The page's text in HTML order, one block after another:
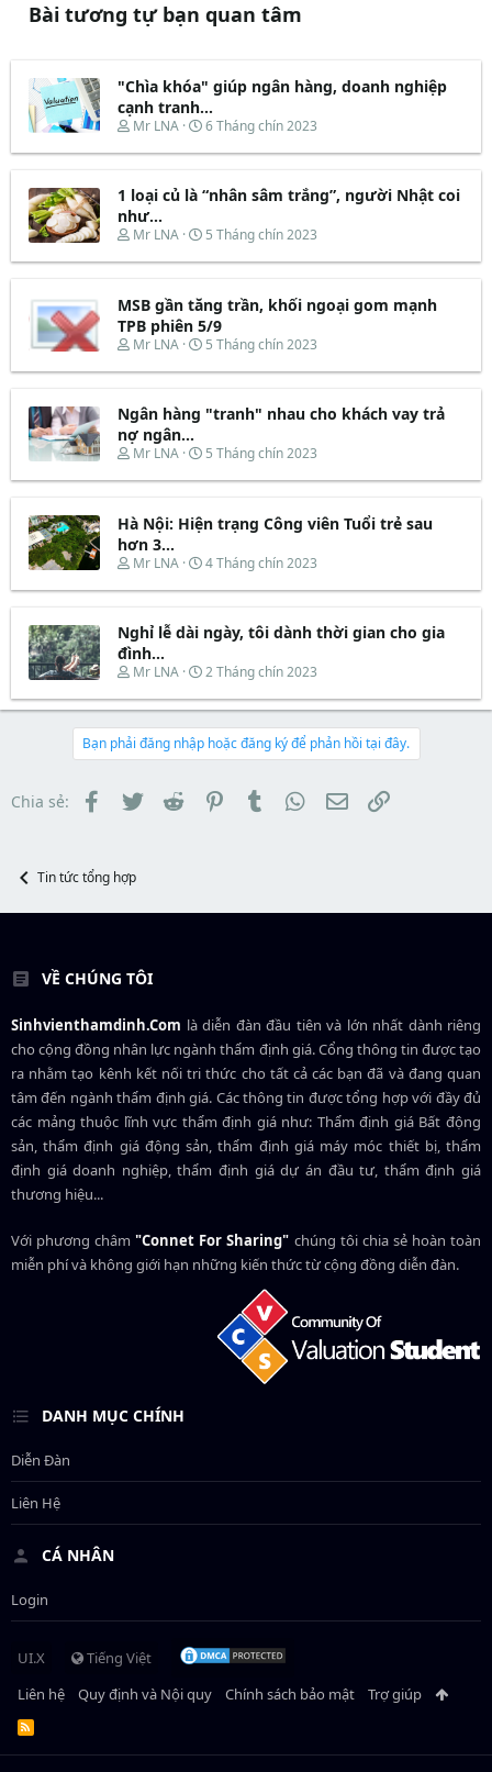
Bài tương tự bạn quan tâm
"Chìa khóa" giúp ngân hàng, doanh nghiệp
cạnh tranh...
T
r
a
d
s
a
t
e
r
Mr LNA
N
à
b
t
ầ
6 Tháng chín 2023
1 loại củ là “nhân sâm trắng”, người Nhật coi
như...
T
r
a
d
s
a
t
e
r
Mr LNA
N
à
b
ắ
t
ầ
5 Tháng chín 2023
MSB gần tăng trần, khối ngoại gom mạnh
TPB phiên 5/9
T
r
a
d
s
a
t
e
r
Mr LNA
N
à
b
t
ầ
5 Tháng chín 2023
Ngân hàng "tranh" nhau cho khách vay trả
nợ ngân...
T
r
a
d
s
a
t
e
r
Mr LNA
N
à
b
t
ầ
5 Tháng chín 2023
Hà Nội: Hiện trạng Công viên Tuổi trẻ sau
hơn 3...
T
r
a
d
s
a
t
e
Mr LNA
N
à
b
t
ầ
4 Tháng chín 2023
Nghỉ lễ dài ngày, tôi dành thời gian cho gia
đình...
T
r
a
d
t
a
r
Mr LNA
N
à
b
ắ
đ
ầ
2 Tháng chín 2023
Bạn phải đăng nhập hoặc đăng ký để phản hồi tại đây.
Chia sẻ: Facebook
TwitterReddit PinterestTumblr WhatsApp
EmailLink
Tin tức tổng hợp
VỀ CHÚNG TÔI
Sinhvienthamdinh.Com là diễn đàn đầu tiên và lớn nhất dành riêng
cho cộng đồng nhân lực ngànhthẩm định giá. Cổng thông tin được tạo
ra nhằm tạo kênh kết nối tri thức cho tất cả các bạn đã và đang quan
tâm đến ngành thẩm định giá. Các thông tin được tổng hợp với đầy đủ
các mảng thuộc lĩnh vực thẩm định giá như: Thẩm định giá Bất động
sản, thẩm định giá động sản, thẩm định giá máy móc thiết bị, thẩm
định giá doanh nghiệp, thẩm định giá dự án đầu tư, thẩm định giá
thương hiệu...
Với phương châm"Connet For Sharing" chúng tôi chia sẻ hoàn toàn
miễn phí và không giới hạn những kiến thức từ cộng đồng diễn đàn.
DANH MỤC CHÍNH
Diễn Đàn
Liên Hệ
CÁ NHÂN
Login
UI.X
Tiếng Việt
Liên hệ
Quy định và Nội quy Chính sách bảo mật Trợ giúp
R
S